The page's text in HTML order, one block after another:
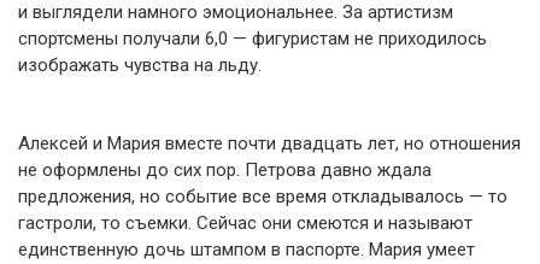
и выглядели намного эмоциональнее. За артистизм
спортсмены получали 6,0 — фигуристам не приходилось
изображать чувства на льду.
Алексей и Мария вместе почти двадцать лет, но отношения
не оформлены до сих пор. Петрова давно ждала
предложения, но событие все время откладывалось — то
гастроли, то съемки. Сейчас они смеются и называют
единственную дочь штампом в паспорте. Мария умеет